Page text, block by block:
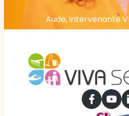
Aude, intervenante